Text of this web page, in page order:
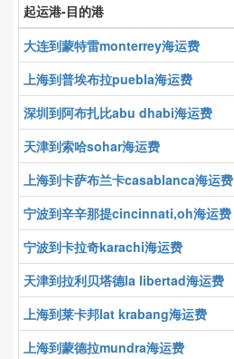
起运港-目的港
大连到蒙特雷monterrey海运费
上海到普埃布拉puebla海运费
深圳到阿布扎比abu dhabi海运费
天津到索哈sohar海运费
上海到卡萨布兰卡casablanca海运费
宁波到辛辛那提cincinnati,oh海运费
宁波到卡拉奇karachi海运费
天津到拉利贝塔德la libertad海运费
上海到莱卡邦lat krabang海运费
上海到蒙德拉mundra海运费